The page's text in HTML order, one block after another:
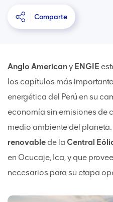
Comparte
Anglo Americany ENGIE
los capítulos más
energética del Perú en su
economía sin emisiones de
medio ambiente del
renovable de la Central
en Ocucaje, Ica, y que
necesarios para su etapa